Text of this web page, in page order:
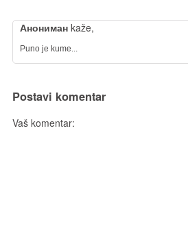
Анониман kaže,
Puno je kume...
Postavi komentar
Vaš komentar: